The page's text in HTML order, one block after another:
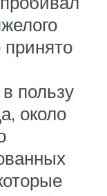
пользу
около